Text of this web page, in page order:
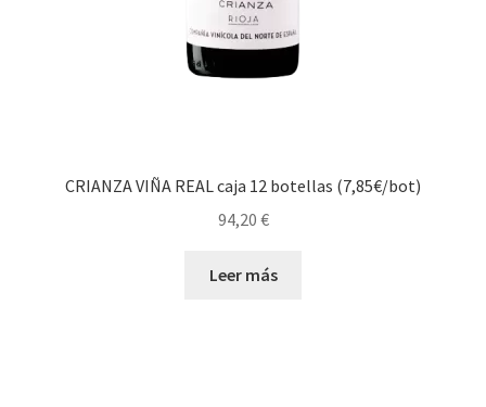
CRIANZA VIÑA REAL caja 12 botellas (7,85€/bot)
94,20 €
Leer más